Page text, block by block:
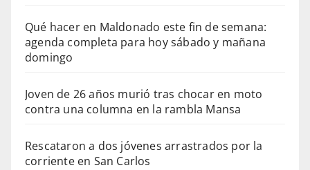
Qué hacer en Maldonado este fin de semana:
agenda completa para hoy sábado y mañana
domingo
Joven de 26 años murió tras chocar en moto
contra una columna en la rambla Mansa
Rescataron a dos jóvenes arrastrados por la
corriente en San Carlos